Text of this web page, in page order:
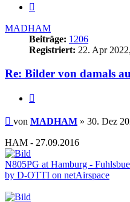
MADHAM
Beiträge: 1206
Registriert: 22. Apr
Re: Bilder von damals
Beitrag
von MADHAM » 30. Dez
HAM - 27.09.2016
N805PG at Hamburg -
by D-OTTI on netAirspace